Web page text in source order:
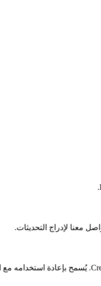
معنا لإدراج التحديثات.